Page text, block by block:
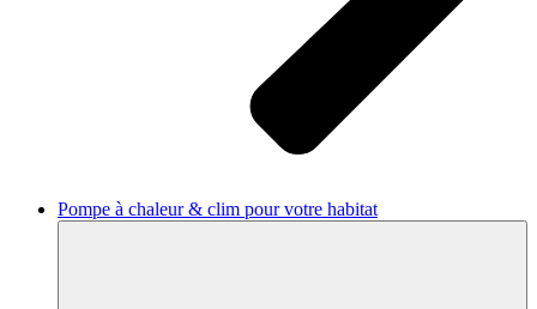
Pompe à chaleur & clim pour votre habitat